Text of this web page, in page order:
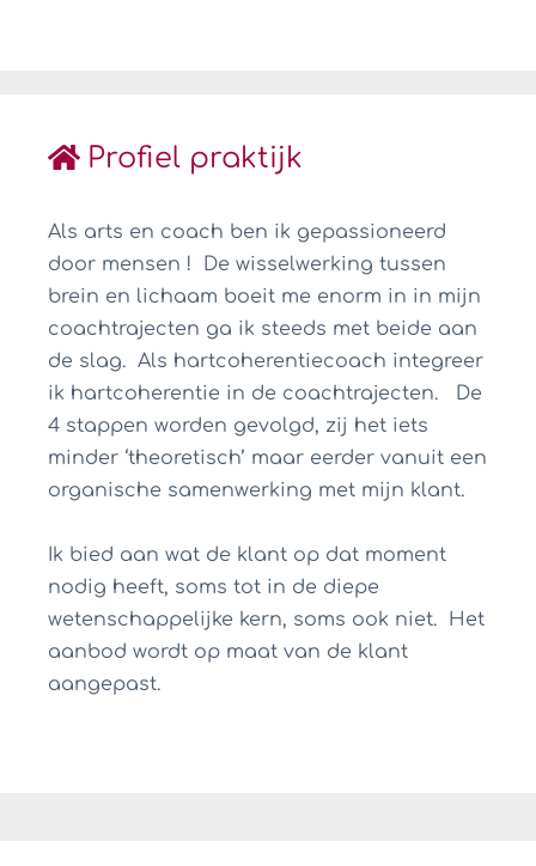
Profiel praktijk
Als arts en coach ben ik gepassioneerd
door mensen ! De wisselwerking tussen
brein en lichaam boeit me enorm in in mijn
coachtrajecten ga ik steeds met beide aan
de slag. Als hartcoherentiecoach integreer
ik hartcoherentie in de coachtrajecten. De
4 stappen worden gevolgd, zij het iets
minder ‘theoretisch’ maar eerder vanuit een
organische samenwerking met mijn klant.
Ik bied aan wat de klant op dat moment
nodig heeft, soms tot in de diepe
wetenschappelijke kern, soms ook niet. Het
aanbod wordt op maat van de klant
aangepast.